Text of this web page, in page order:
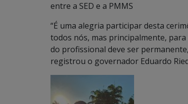
entre a SED e a PMMS
“É uma alegria participar desta
todos nós, mas principalmente,
do profissional deve ser
registrou o governador Eduardo